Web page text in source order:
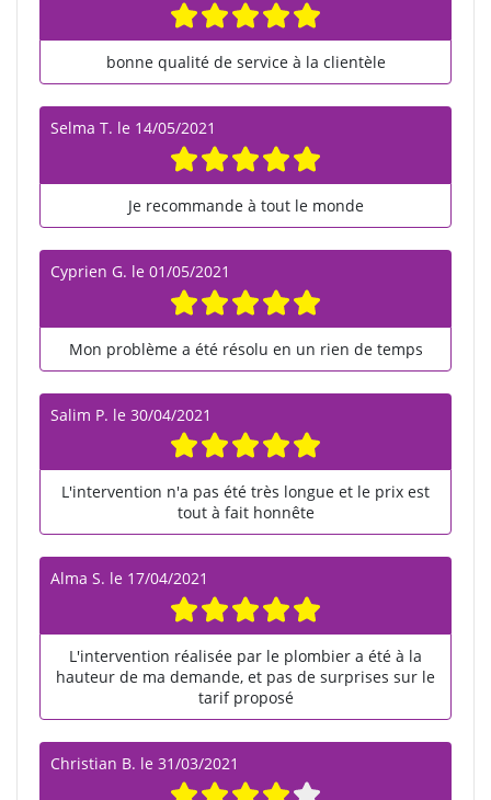
bonne qualité de service à la clientèle
Selma T. le 14/05/2021
Je recommande à tout le monde
Cyprien G. le 01/05/2021
Mon problème a été résolu en un rien de temps
Salim P. le 30/04/2021
L'intervention n'a pas été très longue et le prix est
tout à fait honnête
Alma S. le 17/04/2021
L'intervention réalisée par le plombier a été à la
hauteur de ma demande, et pas de surprises sur le
tarif proposé
Christian B. le 31/03/2021